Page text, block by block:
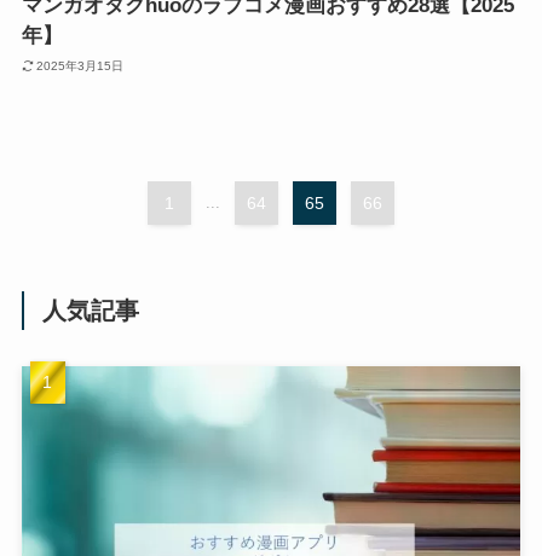
マンガオタクhuoのラブコメ漫画おすすめ28選【2025
年】
2025年3月15日
1 ... 64 65 66
人気記事